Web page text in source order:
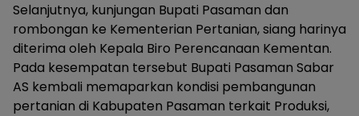
Selanjutnya, kunjungan Bupati Pasaman dan
rombongan ke Kementerian Pertanian, siang harinya
diterima oleh Kepala Biro Perencanaan Kementan.
Pada kesempatan tersebut Bupati Pasaman Sabar
AS kembali memaparkan kondisi pembangunan
pertanian di Kabupaten Pasaman terkait Produksi,